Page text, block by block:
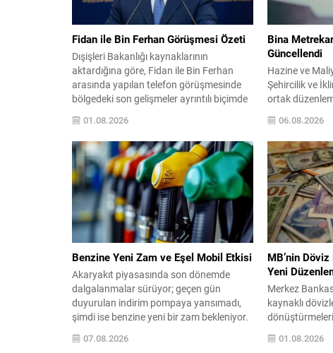
Fidan ile Bin Ferhan Görüşmesi Özeti
Dışişleri Bakanlığı kaynaklarının
aktardığına göre, Fidan ile Bin Ferhan
arasında yapılan telefon görüşmesinde
bölgedeki son gelişmeler ayrıntılı biçimde
ele alındı. Taraflar, yaşanan çatışmaların
sona erdirilmesine yönelik sürdürülen
gayretleri değerlendirdi. Görüşmede
çatışmaların durdurulması ve insani
durumun iyileştirilmesine yönelik
atılabilecek adımlar üzerinde duruldu.
Diplomatik kanalların etkin biçimde
kullanılması ve gerekli koordinasyonun
sağlanması...
01.08.2026
Bina
Güncellendi
Hazine ve
Şehircilik ve
ortak
yayımlanarak
vergisi
normal inşaat
tebliğ; konut,
sağlık
türünün esas
belirliyor. Bu
06.08.2026
Benzine Yeni Zam ve Eşel Mobil Etkisi
Akaryakıt piyasasında son dönemde
dalgalanmalar sürüyor; geçen gün
duyurulan indirim pompaya yansımadı,
şimdi ise benzine yeni bir zam bekleniyor.
Enerji piyasalarındaki belirsizlikler ve
uluslararası gelişmeler fiyat beklentilerini
07.08.2026
MB’nin
Yeni
Merkez
kaynaklı
getirdi. Yeni
01.08.2026